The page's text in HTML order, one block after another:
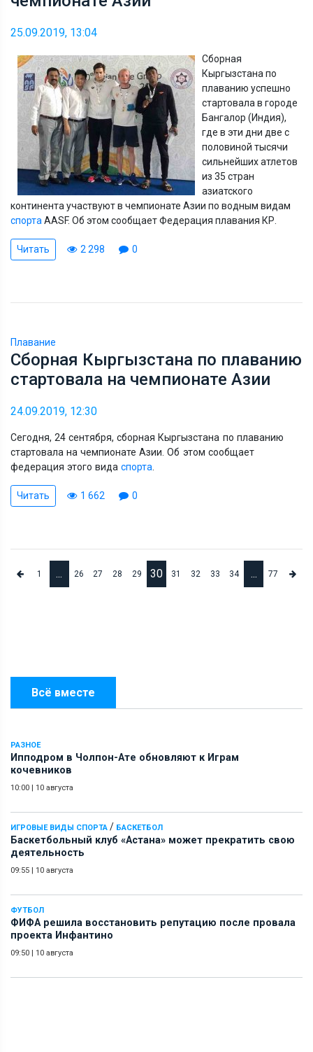
Всё вместе
РАЗНОЕ
Ипподром в Чолпон-Ате обновляют к Играм
кочевников
10:00 | 10 августа
ИГРОВЫЕ ВИДЫ СПОРТА / БАСКЕТБОЛ
Баскетбольный клуб «Астана» может прекратить свою
деятельность
09:55 | 10 августа
ФУТБОЛ
ФИФА решила восстановить репутацию после провала
проекта Инфантино
09:50 | 10 августа
25.09.2019, 13:04
Сборная
Кыргызстана по
плаванию успешно
стартовала в городе
Бангалор (Индия),
где в эти дни две с
половиной тысячи
сильнейших атлетов
из 35 стран
азиатского
континента участвуют в чемпионате Азии по водным видам
спорта AASF. Об этом сообщает Федерация плавания КР.
Читать 2 298 0
Плавание
Сборная Кыргызстана по плаванию
стартовала на чемпионате Азии
24.09.2019, 12:30
Сегодня, 24 сентября, сборная Кыргызстана по плаванию
стартовала на чемпионате Азии. Об этом сообщает
федерация этого видаспорта
Читать 1 662 0
1 ... 26 27 28 29 30 31 32 33 34 ... 77